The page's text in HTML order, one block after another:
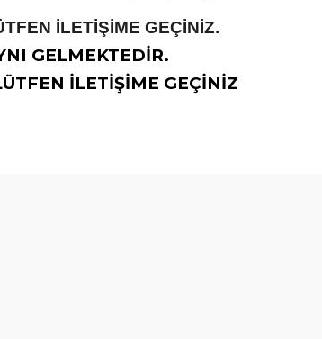
İLETİŞİME GEÇİNİZ.
GELMEKTEDİR.
İLETİŞİME GEÇİNİZ